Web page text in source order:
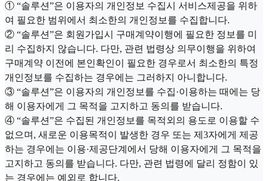
① “솔루션”은 이용자의 개인정보 수집시 서비스제공을 위하
여 필요한 범위에서 최소한의 개인정보를 수집합니다.
② “솔루션”은 회원가입시 구매계약이행에 필요한 정보를 미
리 수집하지 않습니다. 다만, 관련 법령상 의무이행을 위하여
구매계약 이전에 본인확인이 필요한 경우로서 최소한의 특정
개인정보를 수집하는 경우에는 그러하지 아니합니다.
③ “솔루션”은 이용자의 개인정보를 수집·이용하는 때에는 당
해 이용자에게 그 목적을 고지하고 동의를 받습니다.
④ “솔루션”은 수집된 개인정보를 목적외의 용도로 이용할 수
없으며, 새로운 이용목적이 발생한 경우 또는 제3자에게 제공
하는 경우에는 이용·제공단계에서 당해 이용자에게 그 목적을
고지하고 동의를 받습니다. 다만, 관련 법령에 달리 정함이 있
는 경우에는 예외로 합니다.